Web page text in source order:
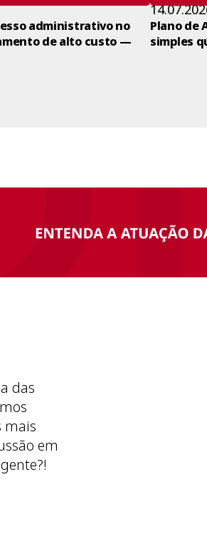
administrativo no
de alto custo —
Plano de
simples
das
mais
em